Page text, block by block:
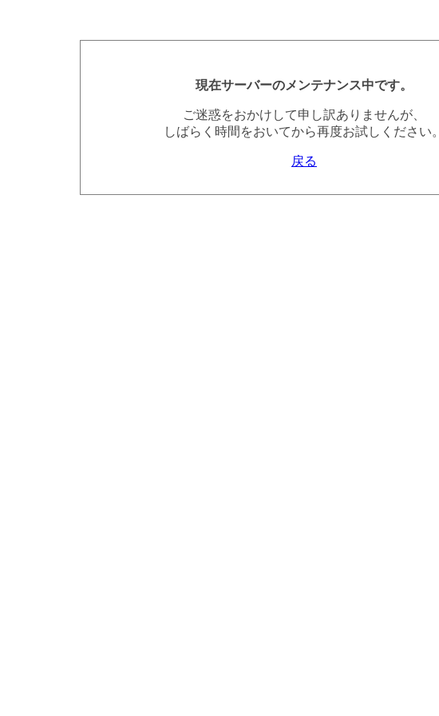
現在サーバーのメンテナンス中です。
ご迷惑をおかけして申し訳ありませんが、
しばらく時間をおいてから再度お試しください。
戻る